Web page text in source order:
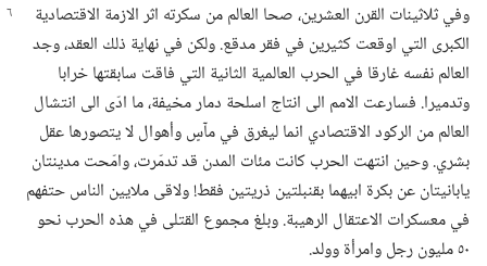
وفي ثلاثينات القرن العشرين،‏ صحا العالم من سكرته اثر الازمة الاقتصادية
الكبرى التي اوقعت كثيرين في فقر مدقع.‏ ولكن في نهاية ذلك العقد،‏ وجد
العالم نفسه غارقا في الحرب العالمية الثانية التي فاقت سابقتها خرابا
وتدميرا.‏ فسارعت الامم الى انتاج اسلحة دمار مخيفة،‏ ما ادّى الى انتشال
العالم من الركود الاقتصادي انما ليغرق في مآسٍ وأهوال لا يتصورها عقل
بشري.‏ وحين انتهت الحرب كانت مئات المدن قد تدمّرت،‏ وامّحت مدينتان
يابانيتان عن بكرة ابيهما بقنبلتين ذريتين فقط!‏ ولاقى ملايين الناس حتفهم
في معسكرات الاعتقال الرهيبة.‏ وبلغ مجموع القتلى في هذه الحرب نحو
٥٠ مليون رجل وامرأة وولد.‏